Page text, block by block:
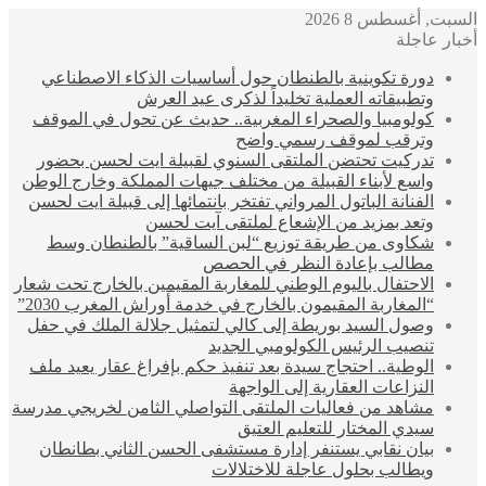
السبت, أغسطس 8 2026
أخبار عاجلة
دورة تكوينية بالطنطان حول أساسيات الذكاء الاصطناعي
وتطبيقاته العملية تخليداً لذكرى عيد العرش
كولومبيا والصحراء المغربية.. حديث عن تحول في الموقف
وترقب لموقف رسمي واضح
تدركيت تحتضن الملتقى السنوي لقبيلة ايت لحسن بحضور
واسع لأبناء القبيلة من مختلف جيهات المملكة وخارج الوطن
الفنانة الباتول المرواني تفتخر بانتمائها إلى قبيلة ايت لحسن
وتعد بمزيد من الإشعاع لملتقى آيت لحسن
شكاوى من طريقة توزيع “لبن الساقية” بالطنطان وسط
مطالب بإعادة النظر في الحصص
الاحتفال باليوم الوطني للمغاربة المقيمين بالخارج تحت شعار
“المغاربة المقيمون بالخارج في خدمة أوراش المغرب 2030”
وصول السيد بوريطة إلى كالي لتمثيل جلالة الملك في حفل
تنصيب الرئيس الكولومبي الجديد
الوطية.. احتجاج سيدة بعد تنفيذ حكم بإفراغ عقار يعيد ملف
النزاعات العقارية إلى الواجهة
مشاهد من فعاليات الملتقى التواصلي الثامن لخريجي مدرسة
سيدي المختار للتعليم العتيق
بيان نقابي يستنفر إدارة مستشفى الحسن الثاني بطانطان
ويطالب بحلول عاجلة للاختلالات